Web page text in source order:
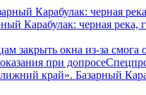
Карабулак: черная река,
закрыть окна из-за
при допросе
край». Базарный